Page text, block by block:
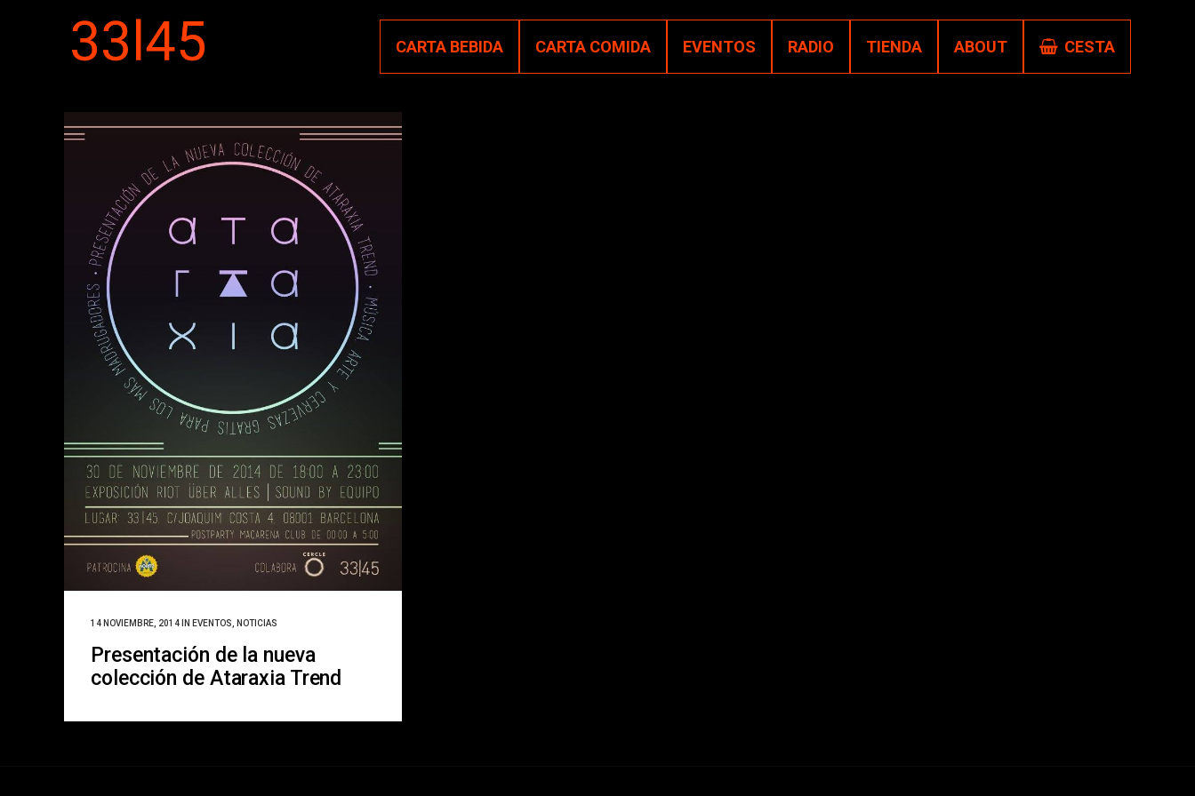
CARTA BEBIDA CARTA COMIDA EVENTOS RADIO TIENDA ABOUT CESTA
14 NOVIEMBRE, 2014 IN EVENTOS NOTICIAS
Presentación de la nueva
colección de Ataraxia Trend